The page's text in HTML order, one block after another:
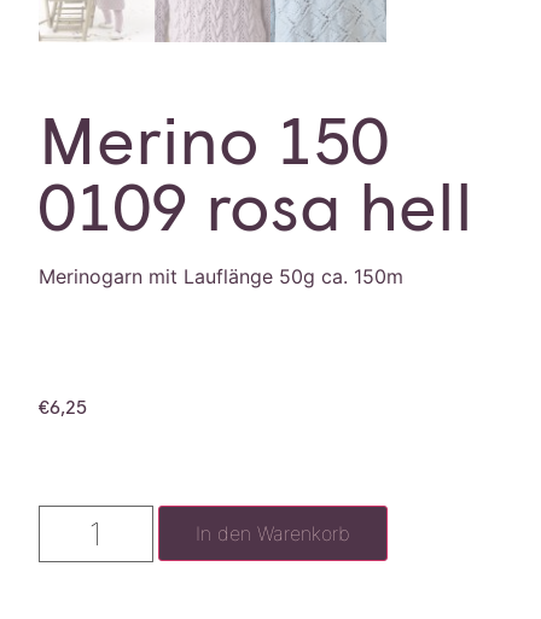
Merino 150
0109 rosa hell
Merinogarn mit Lauflänge 50g ca. 150m
€6,25
In den Warenkorb